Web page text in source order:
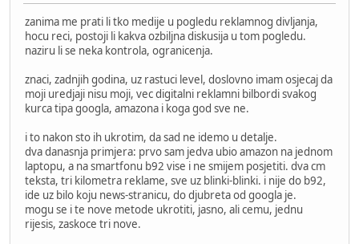
zanima me prati li tko medije u pogledu reklamnog divljanja,
hocu reci, postoji li kakva ozbiljna diskusija u tom pogledu.
naziru li se neka kontrola, ogranicenja.
znaci, zadnjih godina, uz rastuci level, doslovno imam osjecaj da
moji uredjaji nisu moji, vec digitalni reklamni bilbordi svakog
kurca tipa googla, amazona i koga god sve ne.
i to nakon sto ih ukrotim, da sad ne idemo u detalje.
dva danasnja primjera: prvo sam jedva ubio amazon na jednom
laptopu, a na smartfonu b92 vise i ne smijem posjetiti. dva cm
teksta, tri kilometra reklame, sve uz blinki-blinki. i nije do b92,
ide uz bilo koju news-stranicu, do djubreta od googla je.
mogu se i te nove metode ukrotiti, jasno, ali cemu, jednu
rijesis, zaskoce tri nove.